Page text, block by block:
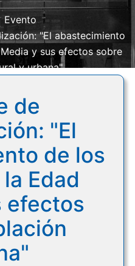
Evento
"El abastecimiento
y sus efectos sobre
y urbana"
de
"El
de los
Edad
efectos